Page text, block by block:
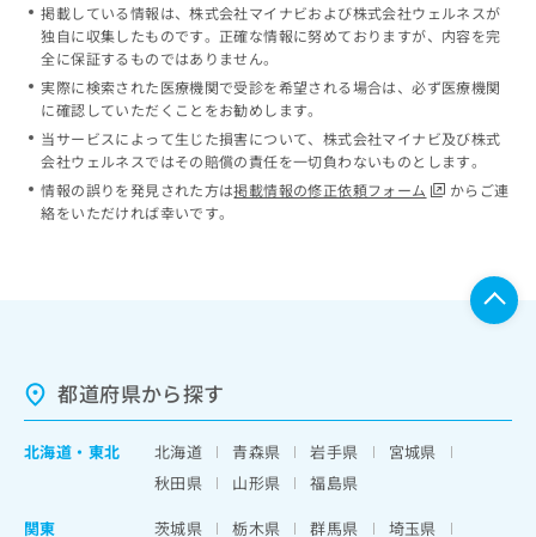
掲載している情報は、株式会社マイナビおよび株式会社ウェルネスが
独自に収集したものです。正確な情報に努めておりますが、内容を完
全に保証するものではありません。
実際に検索された医療機関で受診を希望される場合は、必ず医療機関
に確認していただくことをお勧めします。
当サービスによって生じた損害について、株式会社マイナビ及び株式
会社ウェルネスではその賠償の責任を一切負わないものとします。
情報の誤りを発見された方は掲載情報の修正依頼フォーム
からご連
絡をいただければ幸いです。
都道府県から探す
北海道 ・ 東北 北海道 青森県 岩手県
宮城県
秋田県
山形県
福島県
関東
茨城県 栃木県 群馬県
埼玉県